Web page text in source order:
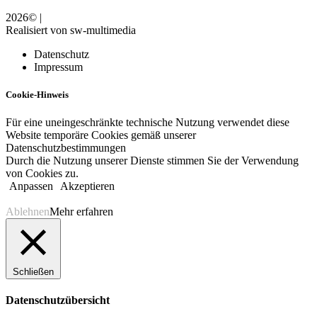
2026© |
Realisiert von sw-multimedia
Datenschutz
Impressum
Cookie-Hinweis
Für eine uneingeschränkte technische Nutzung verwendet diese
Website temporäre Cookies gemäß unserer
Datenschutzbestimmungen
Durch die Nutzung unserer Dienste stimmen Sie der Verwendung
von Cookies zu.
Anpassen
Akzeptieren
AblehnenMehr erfahren
Schließen
Datenschutzübersicht